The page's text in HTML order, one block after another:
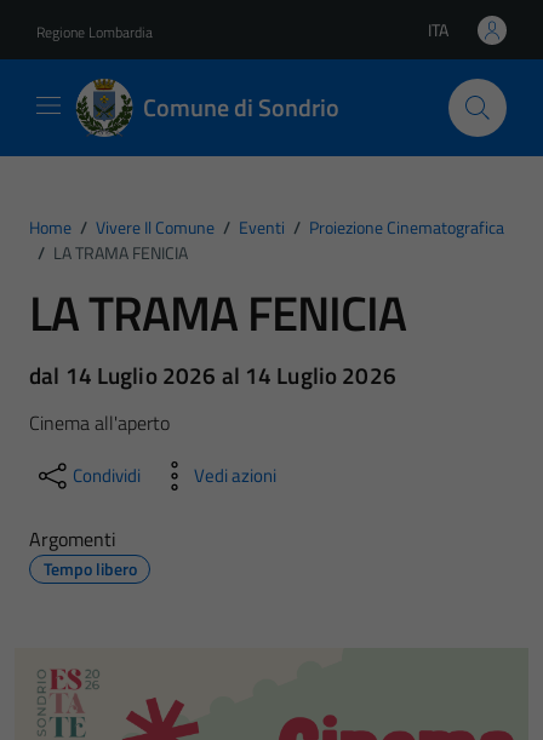
Regione Lombardia Lingua attiva:
ITA
Comune di Sondrio
Home / Vivere Il Comune / Eventi / Proiezione Cinematografica
/ LA TRAMA FENICIA
LA TRAMA FENICIA
dal 14 Luglio 2026 al 14 Luglio 2026
Cinema all'aperto
Condividi Vedi azioni
Argomenti
Tempo libero